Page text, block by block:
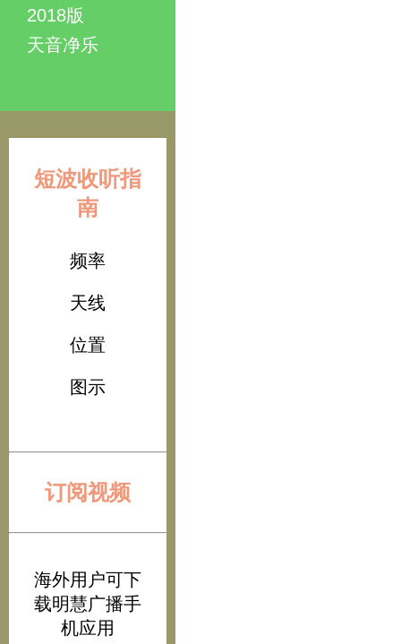
2018版
天音净乐
短波收听指
南
频率
天线
位置
图示
订阅视频
海外用户可下
载明慧广播手
机应用